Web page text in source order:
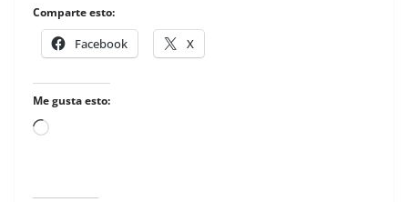
Comparte esto:
Facebook X
Me gusta esto:
Loading…